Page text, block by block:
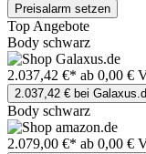
Preisalarm setzen
Top Angebote
Body schwarz
2.037,42 €* ab 0,00 €
2.037,42 € bei
Body schwarz
2.079,00 €* ab 0,00 €